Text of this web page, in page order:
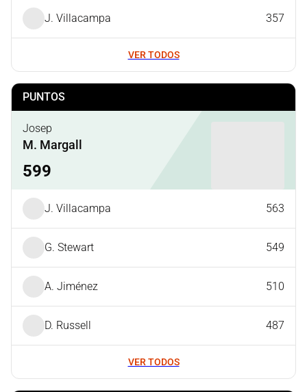
J. Villacampa 357
VER TODOS
PUNTOS
Josep
M. Margall
599
J. Villacampa 563
G. Stewart 549
A. Jiménez 510
D. Russell 487
VER TODOS